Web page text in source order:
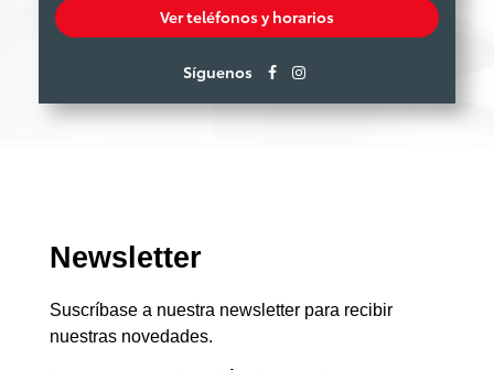
Ver teléfonos y horarios
Síguenos